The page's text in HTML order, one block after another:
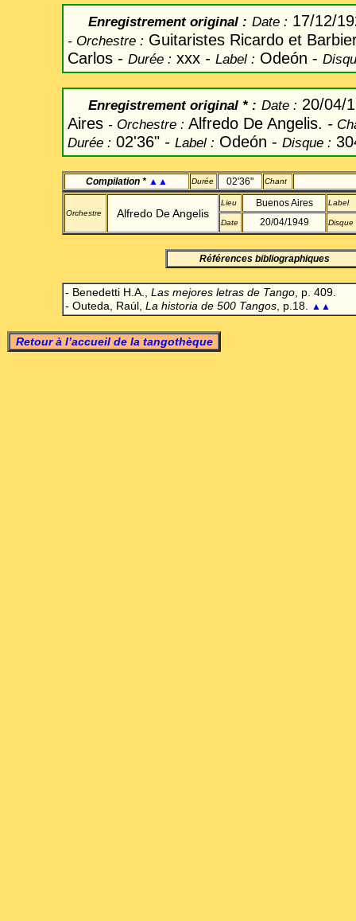
Enregistrement original : Date : 17/12/
- Orchestre : Guitaristes Ricardo et
Carlos - Durée : xxx - Label : Odeón -
Enregistrement original * : Date : 20/04/
Aires - Orchestre : Alfredo De Angelis. -
Durée : 02'36" - Label : Odeón - Disque :
Compilation * ▲▲ Durée 02'36" Chant
Orchestre Alfredo De Angelis
Lieu Buenos Aires Label
Date 20/04/1949 Disque
Références bibliographiques
- Benedetti H.A., Las mejores letras de Tango , p. 409.
- Outeda, Raúl, La historia de 500 Tangos , p.18. ▲▲
Retour à l’accueil de la tangothèque